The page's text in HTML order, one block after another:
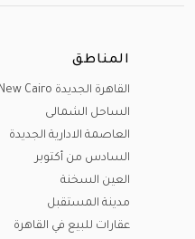
المناطق
القاهرة الجديدة New Cairo
الساحل الشمالى
العاصمة الادارية الجديدة
السادس من أكتوبر
العين السخنة
مدينة المستقبل
عقارات للبيع في القاهرة